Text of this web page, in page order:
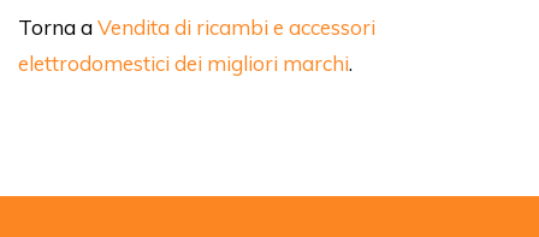
Torna aVendita di ricambi e accessori
elettrodomestici dei migliori marchi.